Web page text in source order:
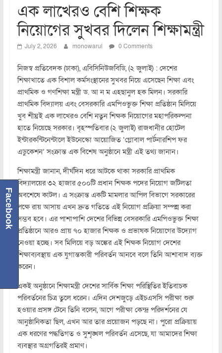
এক লাখেরও বেশি শিক্ষক
নিয়োগের সুখবর দিলেন শিক্ষামন্ত্রী
July 2, 2026 monowarul 0 Comments
নিজস্ব প্রতিবেদক (ঢাকা), এবিসিনিউজবিডি, (২ জুলাই) : দেশের
শিক্ষাখাতে এক বিশাল কর্মসংস্থানের সুখবর নিয়ে এসেছেন শিক্ষা এবং
প্রাথমিক ও গণশিক্ষা মন্ত্রী ড. আ ন ম এহছানুল হক মিলন। সরকারি
প্রাথমিক বিদ্যালয় এবং বেসরকারি এমপিওভুক্ত শিক্ষা প্রতিষ্ঠান মিলিয়ে
খুব শীঘ্রই এক লাখেরও বেশি নতুন শিক্ষক নিয়োগের মহাপরিকল্পনা
হাতে নিয়েছে সরকার। বৃহস্পতিবার (২ জুলাই) রাজধানীর হোটেল
ইন্টারকন্টিনেন্টালে ইউনেস্কো আয়োজিত ‘গ্লোবাল পার্টনারশিপ ফর
এডুকেশন’ সংক্রান্ত এক বিশেষ অনুষ্ঠানে মন্ত্রী এই তথ্য জানান।
শিক্ষামন্ত্রী জানান, দীর্ঘদিন ধরে আটকে থাকা সরকারি প্রাথমিক
বিদ্যালয়ের ৩২ হাজার ৫০০টি প্রধান শিক্ষক পদের নিয়োগ জটিলতা
অবশেষে কাটল। এ সংক্রান্ত একটি মামলার আপিল বিভাগে সরকারের
পক্ষে রায় আসায় এখন দ্রুত গতিতে এই নিয়োগ প্রক্রিয়া সম্পন্ন করা
সম্ভব হবে। এর পাশাপাশি দেশের বিভিন্ন বেসরকারি এমপিওভুক্ত শিক্ষা
প্রতিষ্ঠানে আরও প্রায় ৭০ হাজার শিক্ষক ও প্রভাষক নিয়োগের উদ্যোগ
নেওয়া হচ্ছে। সব মিলিয়ে বড় অঙ্কের এই শিক্ষক নিয়োগ দেশের
শিক্ষাব্যবস্থায় এক যুগান্তকারী পরিবর্তন আনবে বলে তিনি আশাবাদ ব্যক্ত
করেন।
একই অনুষ্ঠানে শিক্ষামন্ত্রী দেশের সার্বিক শিক্ষা পরিস্থিতির ইতিবাচক
পরিবর্তনের চিত্র তুলে ধরেন। এদিন দেশজুড়ে এইচএসসি পরীক্ষা শুরু
হওয়ার প্রসঙ্গ টেনে তিনি বলেন, আগে পরীক্ষা কেন্দ্র পরিদর্শনের যে
আনুষ্ঠানিকতা ছিল, এখন আর তার প্রয়োজন পড়ছে না। পুরো প্রক্রিয়ায়
এক ধরণের পদ্ধতিগত ও সুশৃঙ্খল পরিবর্তন এসেছে, যা আমাদের শিক্ষা
ব্যবস্থার অগ্রগতিরই প্রমাণ।
Facebook